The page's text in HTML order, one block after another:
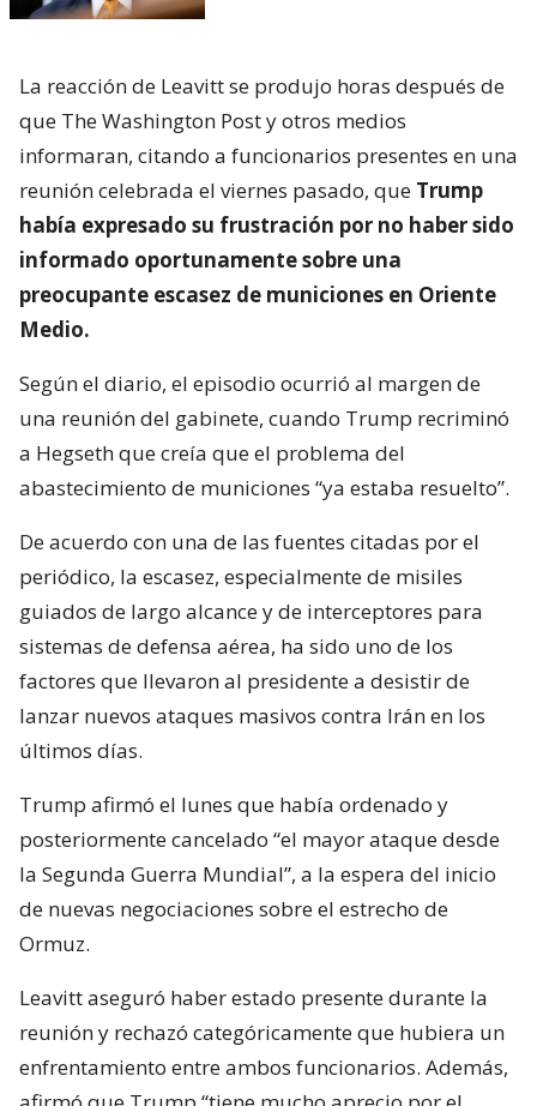
La reacción de Leavitt se produjo horas después de
que The Washington Post y otros medios
informaran, citando a funcionarios presentes en una
reunión celebrada el viernes pasado, que Trump
había expresado su frustración por no haber sido
informado oportunamente sobre una
preocupante escasez de municiones en Oriente
Medio.
Según el diario, el episodio ocurrió al margen de
una reunión del gabinete, cuando Trump recriminó
a Hegseth que creía que el problema del
abastecimiento de municiones “ya estaba resuelto”.
De acuerdo con una de las fuentes citadas por el
periódico, la escasez, especialmente de misiles
guiados de largo alcance y de interceptores para
sistemas de defensa aérea, ha sido uno de los
factores que llevaron al presidente a desistir de
lanzar nuevos ataques masivos contra Irán en los
últimos días.
Trump afirmó el lunes que había ordenado y
posteriormente cancelado “el mayor ataque desde
la Segunda Guerra Mundial”, a la espera del inicio
de nuevas negociaciones sobre el estrecho de
Ormuz.
Leavitt aseguró haber estado presente durante la
reunión y rechazó categóricamente que hubiera un
enfrentamiento entre ambos funcionarios. Además,